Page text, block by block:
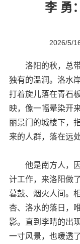
李 勇
2026/5/
洛阳的秋，总带
独有的温润。洛水
打着旋儿落在青石
映，像一幅晕染开
丽景门的城楼下，
来的人群，落在远
他是南方人，因
计工作，来洛阳做
暮鼓、烟火人间。
杏、洛水的落日，
影。直到李晴的出
一寸风景，也暖透